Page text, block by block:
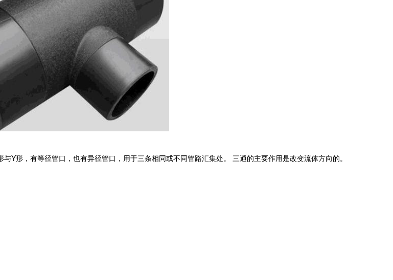
形，有等径管口，也有异径管口，用于三条相同或不同管路汇集处。 三通的主要作用是改变流体方向的。